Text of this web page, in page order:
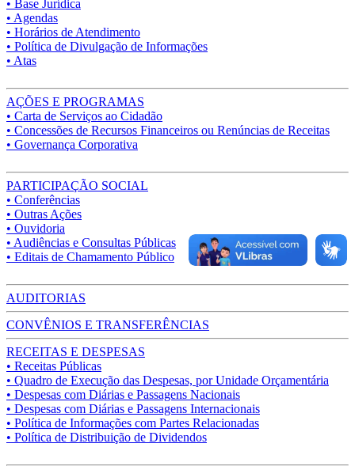
• Base Jurídica
• Agendas
• Horários de Atendimento
• Política de Divulgação de Informações
• Atas
AÇÕES E PROGRAMAS
• Carta de Serviços ao Cidadão
• Concessões de Recursos Financeiros ou Renúncias de Receitas
• Governança Corporativa
PARTICIPAÇÃO SOCIAL
• Conferências
• Outras Ações
• Ouvidoria
• Audiências e Consultas Públicas
• Editais de Chamamento Público
AUDITORIAS
CONVÊNIOS E TRANSFERÊNCIAS
RECEITAS E DESPESAS
• Receitas Públicas
• Quadro de Execução das Despesas, por Unidade Orçamentária
• Despesas com Diárias e Passagens Nacionais
• Despesas com Diárias e Passagens Internacionais
• Política de Informações com Partes Relacionadas
• Política de Distribuição de Dividendos